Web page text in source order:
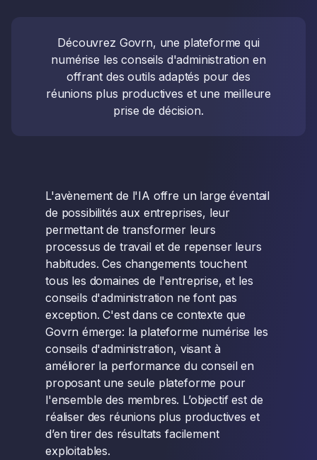
Découvrez Govrn, une plateforme qui
numérise les conseils d'administration en
offrant des outils adaptés pour des
réunions plus productives et une meilleure
prise de décision.
L'avènement de l'IA offre un large éventail
de possibilités aux entreprises, leur
permettant de transformer leurs
processus de travail et de repenser leurs
habitudes. Ces changements touchent
tous les domaines de l'entreprise, et les
conseils d'administration ne font pas
exception. C'est dans ce contexte que
Govrn émerge: la plateforme numérise les
conseils d'administration, visant à
améliorer la performance du conseil en
proposant une seule plateforme pour
l'ensemble des membres. L’objectif est de
réaliser des réunions plus productives et
d’en tirer des résultats facilement
exploitables.